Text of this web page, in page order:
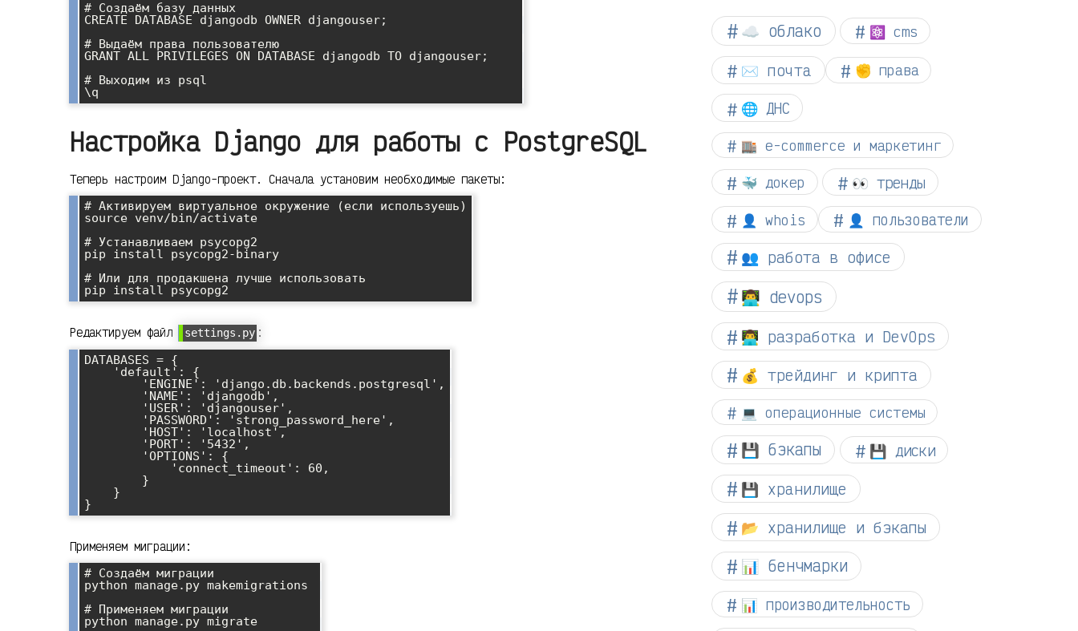
# Создаём базу данных
CREATE DATABASE djangodb OWNER djangouser;
# Выдаём права пользователю
GRANT ALL PRIVILEGES ON DATABASE djangodb TO djangouser;
# Выходим из psql
Настройка Django для работы с PostgreSQL
Теперь настроим Django-проект. Сначала установим необходимые пакеты:
# Активируем виртуальное окружение (если используешь)
source venv/bin/activate
# Устанавливаем psycopg2
pip install psycopg2-binary
# Или для продакшена лучше использовать
Редактируем файл settings.py :
DATABASES = {
Применяем миграции:
# Создаём миграции
python manage.py makemigrations
# Применяем миграции
python manage.py migrate
☁︎ облако ⚛ cms
✉️ почта ✊ права
🌐 ДНС
🏬 e-commerce и маркетинг
🐳 докер 👀 тренды
👤 whois 👤 пользователи
👥 работа в офисе
👨‍💻 devops
👨‍💻 разработка и DevOps
💰 трейдинг и крипта
💻 операционные системы
💾 бэкапы 💾 диски
💾 хранилище
📂 хранилище и бэкапы
📊 бенчмарки
📊 производительность